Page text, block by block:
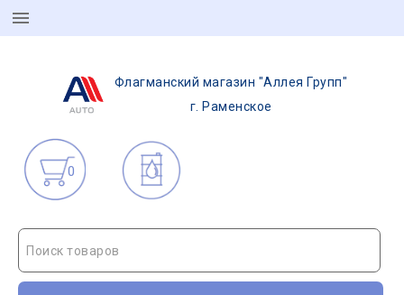
Флагманский магазин "Аллея Групп"
г. Раменское
0
Поиск товаров